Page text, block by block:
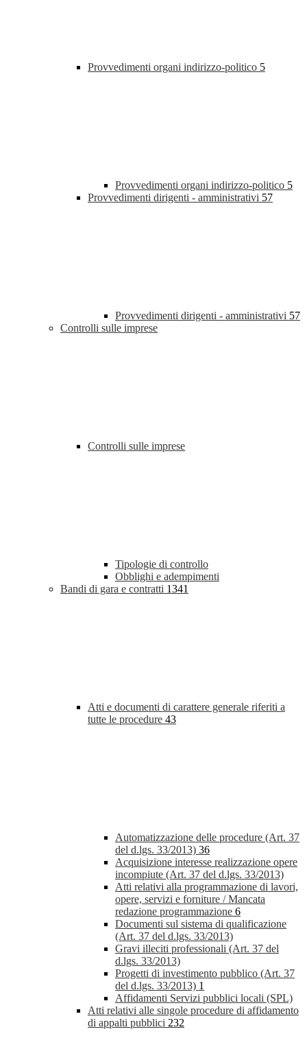
Provvedimenti organi indirizzo-politico 5
Provvedimenti organi indirizzo-politico 5
Provvedimenti dirigenti - amministrativi 57
Provvedimenti dirigenti - amministrativi 57
Controlli sulle imprese
Controlli sulle imprese
Tipologie di controllo
Obblighi e adempimenti
Bandi di gara e contratti 1341
Atti e documenti di carattere generale riferiti a
tutte le procedure 43
Automatizzazione delle procedure (Art. 37
del d.lgs. 33/2013) 36
Acquisizione interesse realizzazione opere
incompiute (Art. 37 del d.lgs. 33/2013)
Atti relativi alla programmazione di lavori,
opere, servizi e forniture / Mancata
redazione programmazione 6
Documenti sul sistema di qualificazione
(Art. 37 del d.lgs. 33/2013)
Gravi illeciti professionali (Art. 37 del
d.lgs. 33/2013)
Progetti di investimento pubblico (Art. 37
del d.lgs. 33/2013) 1
Affidamenti Servizi pubblici locali (SPL)
Atti relativi alle singole procedure di affidamento
di appalti pubblici 232